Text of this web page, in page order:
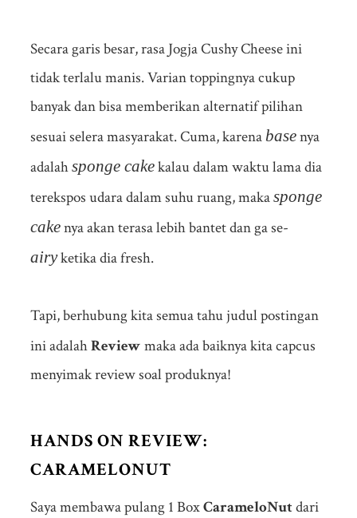
Secara garis besar, rasa Jogja Cushy Cheese ini
tidak terlalu manis. Varian toppingnya cukup
banyak dan bisa memberikan alternatif pilihan
sesuai selera masyarakat. Cuma, karena basenya
adalahsponge cakekalau dalam waktu lama dia
terekspos udara dalam suhu ruang, makasponge
cakenya akan terasa lebih bantet dan ga se-
airyketika dia fresh.
Tapi, berhubung kita semua tahu judul postingan
ini adalahReview maka ada baiknya kita capcus
menyimak review soal produknya!
HANDS ON REVIEW:
CARAMELONUT
Saya membawa pulang 1 BoxCarameloNutdari